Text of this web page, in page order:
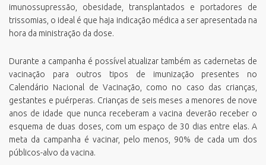
imunossupressão, obesidade, transplantados e portadores de
trissomias, o ideal é que haja indicação médica a ser apresentada na
hora da ministração da dose.
Durante a campanha é possível atualizar também as cadernetas de
vacinação para outros tipos de imunização presentes no
Calendário Nacional de Vacinação, como no caso das crianças,
gestantes e puérperas. Crianças de seis meses a menores de nove
anos de idade que nunca receberam a vacina deverão receber o
esquema de duas doses, com um espaço de 30 dias entre elas. A
meta da campanha é vacinar, pelo menos, 90% de cada um dos
públicos-alvo da vacina.